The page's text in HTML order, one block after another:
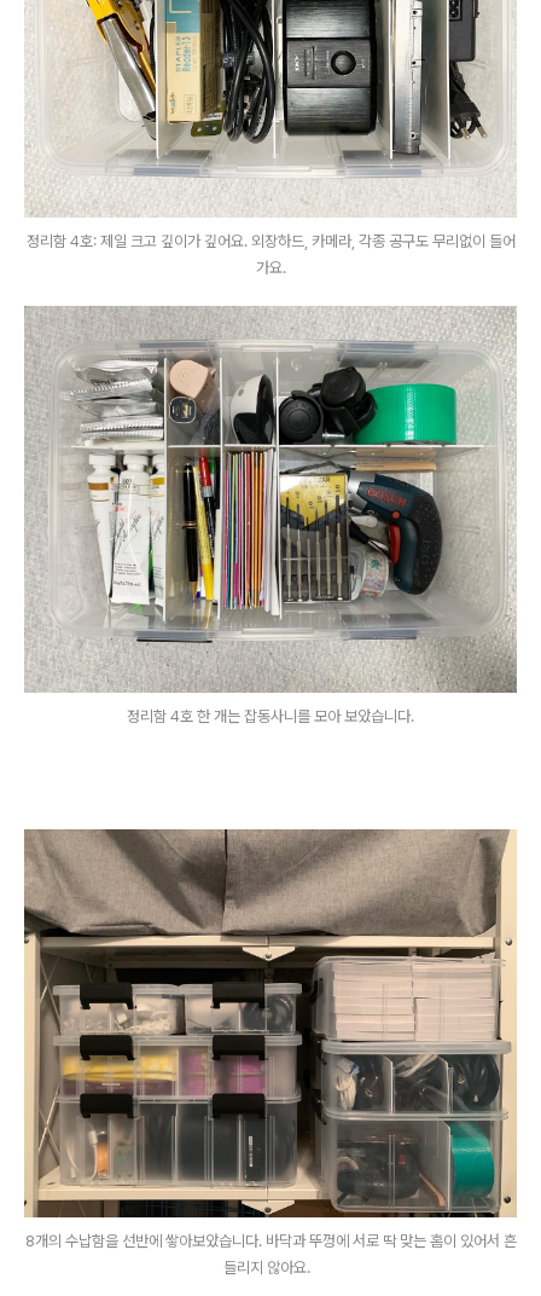
정리함 4호: 제일 크고 깊이가 깊어요. 외장하드, 카메라, 각종 공구도 무리없이 들어
가요.
정리함 4호 한 개는 잡동사니를 모아 보았습니다.
8개의 수납함을 선반에 쌓아보았습니다. 바닥과 뚜껑에 서로 딱 맞는 홈이 있어서 흔
들리지 않아요.